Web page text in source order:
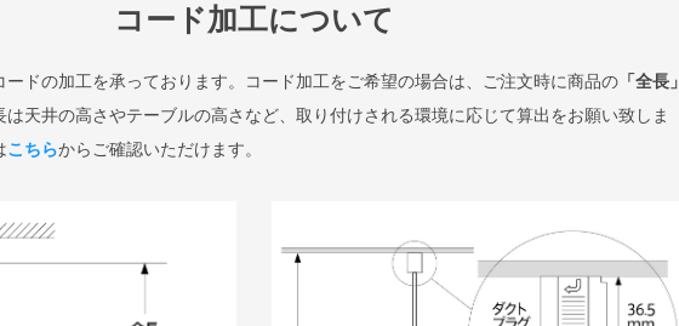
コード加工について
ードの加工を承っております。コード加工をご希望の場合は、ご注文時に商品の 「全長」
は天井の高さやテーブルの高さなど、取り付けされる環境に応じて算出をお願い致しま
こちらからご確認いただけます。